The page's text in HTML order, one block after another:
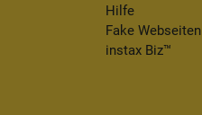
Hilfe
Fake Webseiten
instax Biz™